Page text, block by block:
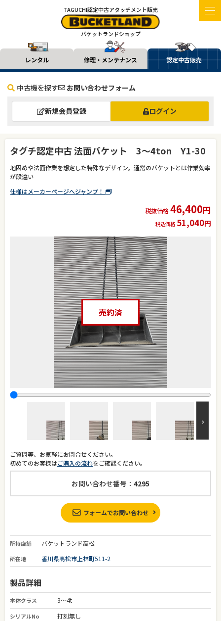
TAGUCHI認定中古アタッチメント販売
バケットランドショップ
レンタル 修理・メンテナンス 認定中古販売
中古機を探す お問い合わせフォーム
新規会員登録 ログイン
タグチ認定中古 法面バケット 3～4ton Y1-30
地固めや法面作業を想定した特殊なデザイン。通常のバケットとは作業効率
が段違い
仕様はメーカーページへジャンプ！
税抜価格46,400円
税込価格 51,040円
売約済
ご質問等、お気軽にお問合せください。
初めてのお客様はご購入の流れをご確認ください。
お問い合わせ番号： 4295
フォームでお問い合わせ
所持店舗 バケットランド高松
所在地 香川県高松市上林町511-2
製品詳細
本体クラス 3～4t
シリアルNo 打刻無し